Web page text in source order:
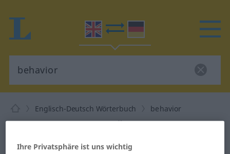
Englisch-Deutsch Wörterbuch behavior
Englisch-Deutsch Übersetzung für
"behavior"
Ihre Privatsphäre ist uns wichtig